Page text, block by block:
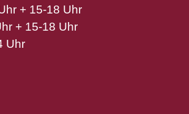
+ 15-18 Uhr
+ 15-18 Uhr
Uhr